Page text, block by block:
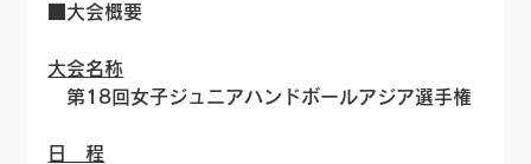
■大会概要
大会名称
第18回女子ジュニアハンドボールアジア選手権
日　程